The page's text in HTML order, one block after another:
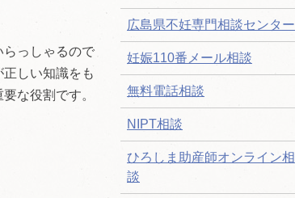
らっしゃるので
しい知識をも
な役割です。
広島県不妊専門相談センター
妊娠110番メール相談
無料電話相談
NIPT相談
ひろしま助産師オンライン相
談